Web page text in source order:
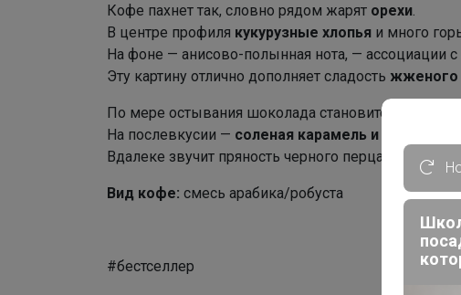
Кофе пахнет так, словно рядом жарят орехи
В центре профиля кукурузные хлопья и много
На фоне — анисово-полынная нота, — ассоциации с
Эту картину отлично дополняет сладость жженого
По мере остывания шоколада становится больше.
На послевкусии — соленая карамель и жареный
Вдалеке звучит пряность черного перца и
Вид кофе: cмесь арабика/робуста
#бестселлер